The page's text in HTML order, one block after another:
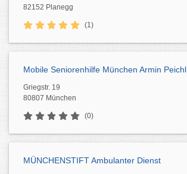
82152 Planegg
(1)
Mobile Seniorenhilfe München Armin Peichl
Griegstr. 19
80807 München
(0)
MÜNCHENSTIFT Ambulanter Dienst